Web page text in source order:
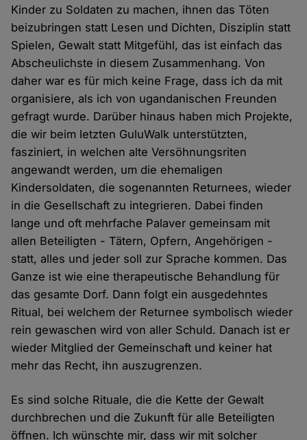
Kinder zu Soldaten zu machen, ihnen das Töten
beizubringen statt Lesen und Dichten, Disziplin statt
Spielen, Gewalt statt Mitgefühl, das ist einfach das
Abscheulichste in diesem Zusammenhang. Von
daher war es für mich keine Frage, dass ich da mit
organisiere, als ich von ugandanischen Freunden
gefragt wurde. Darüber hinaus haben mich Projekte,
die wir beim letzten GuluWalk unterstützten,
fasziniert, in welchen alte Versöhnungsriten
angewandt werden, um die ehemaligen
Kindersoldaten, die sogenannten Returnees, wieder
in die Gesellschaft zu integrieren. Dabei finden
lange und oft mehrfache Palaver gemeinsam mit
allen Beteiligten - Tätern, Opfern, Angehörigen -
statt, alles und jeder soll zur Sprache kommen. Das
Ganze ist wie eine therapeutische Behandlung für
das gesamte Dorf. Dann folgt ein ausgedehntes
Ritual, bei welchem der Returnee symbolisch wieder
rein gewaschen wird von aller Schuld. Danach ist er
wieder Mitglied der Gemeinschaft und keiner hat
mehr das Recht, ihn auszugrenzen.
Es sind solche Rituale, die die Kette der Gewalt
durchbrechen und die Zukunft für alle Beteiligten
öffnen. Ich wünschte mir, dass wir mit solcher